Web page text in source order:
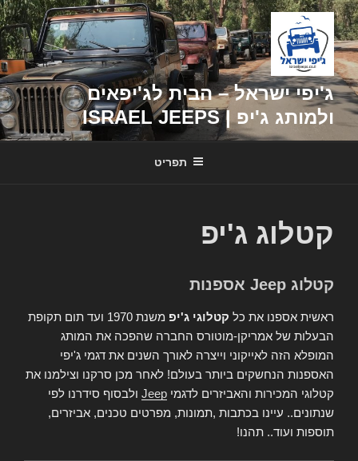
דילוג
לתוכן
ג'יפי ישראל – הבית לג'יפאים
ולמותג ג'יפ | ISRAEL JEEPS
תפריט
קטלוג ג'יפ
קטלוג Jeep אספנות
ראשית אספנו את כל קטלוגי ג'יפ
משנת 1970 ועד תום תקופת
הבעלות של אמריקן-מוטורס החברה שהפכה את המותג
המופלא הזה לאייקוני וייצרה לאורך השנים את דגמי ג'יפי
האספנות הנחשקים ביותר בעולם! לאחר מכן סרקנו וצילמנו את
קטלוגי המכירות והאביזרים לדגמי Jeep ולבסוף סידרנו לפי
שנתונים.. עיינו בכתבות ,תמונות, מפרטים טכנים, אביזרים,
תוספות ועוד.. תהנו!